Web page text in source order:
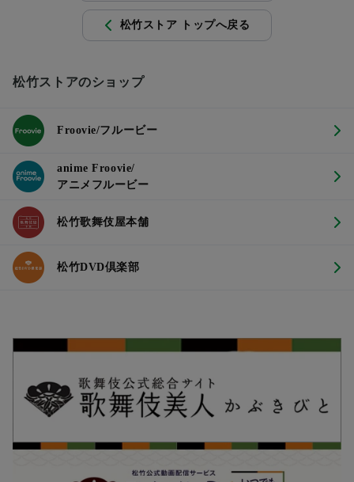
松竹ストア トップへ戻る
松竹ストアのショップ
Froovie/フルービー
anime Froovie/
アニメフルービー
松竹歌舞伎屋本舗
松竹DVD倶楽部